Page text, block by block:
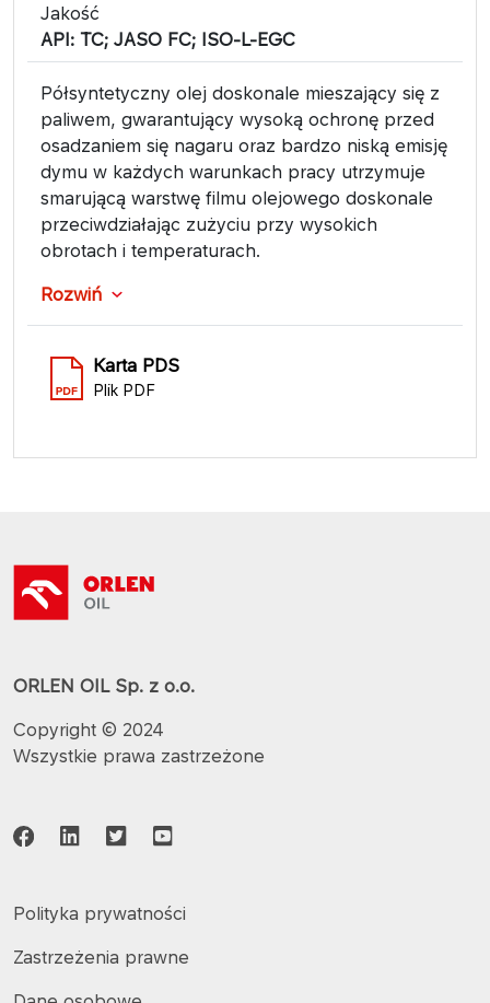
Jakość
API: TC; JASO FC; ISO-L-EGC
Półsyntetyczny olej doskonale mieszający się z
paliwem, gwarantujący wysoką ochronę przed
osadzaniem się nagaru oraz bardzo niską emisję
dymu w każdych warunkach pracy utrzymuje
smarującą warstwę filmu olejowego doskonale
przeciwdziałając zużyciu przy wysokich
obrotach i temperaturach.
Rozwiń
Karta PDS
Plik PDF
ORLEN OIL Sp. z o.o.
Copyright © 2024
Wszystkie prawa zastrzeżone
Polityka prywatności
Zastrzeżenia prawne